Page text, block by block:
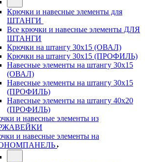
Крючки и навесные элементы для
ШТАНГИ
Все крючки и навесные элементы ДЛЯ
ШТАНГИ
Крючки на штангу 30х15 (ОВАЛ)
Крючки на штангу 30х15 (ПРОФИЛЬ)
Навесные элементы на штангу 30х15
(ОВАЛ)
Навесные элементы на штангу 30х15
(ПРОФИЛЬ)
Навесные элементы на штангу 40х20
(ПРОФИЛЬ)
и навесные элементы из
и навесные элементы на